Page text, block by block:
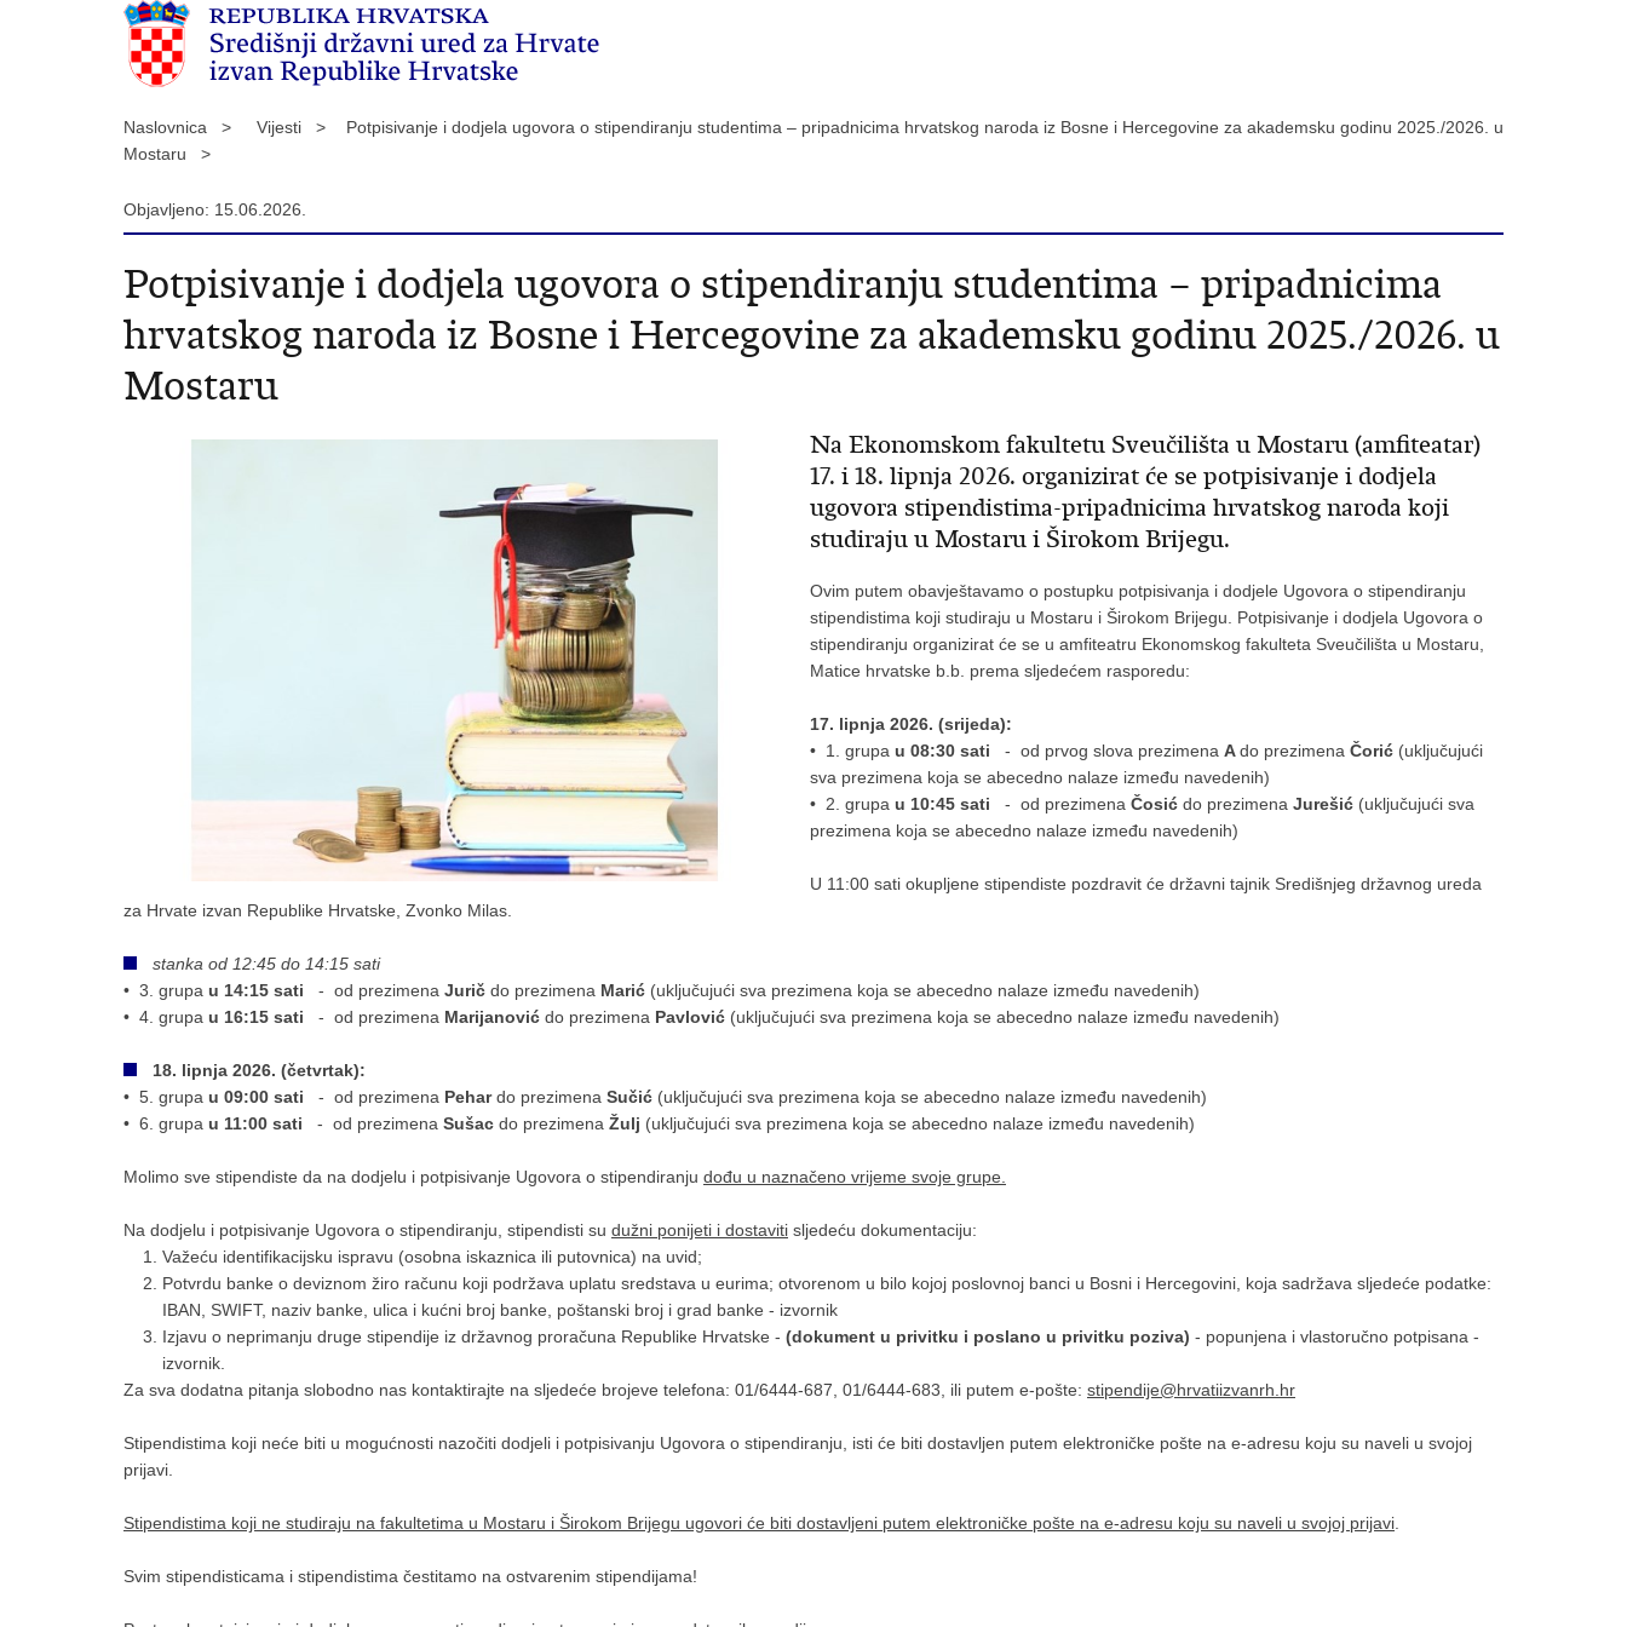
Naslovnica > Vijesti >
Potpisivanje i dodjela ugovora o stipendiranju studentima – pripadnicima hrvatskog naroda iz Bosne i Hercegovine za akademsku godinu 2025./2026. u
Mostaru >
Objavljeno: 15.06.2026.
Potpisivanje i dodjela ugovora o stipendiranju studentima – pripadnicima
hrvatskog naroda iz Bosne i Hercegovine za akademsku godinu 2025./2026. u
Mostaru
Na Ekonomskom fakultetu Sveučilišta u Mostaru (amfiteatar)
17. i 18. lipnja 2026. organizirat će se potpisivanje i dodjela
ugovora stipendistima-pripadnicima hrvatskog naroda koji
studiraju u Mostaru i Širokom Brijegu.
Ovim putem obavještavamo o postupku potpisivanja i dodjele Ugovora o stipendiranju
stipendistima koji studiraju u Mostaru i Širokom Brijegu. Potpisivanje i dodjela Ugovora o
stipendiranju organizirat će se u amfiteatru Ekonomskog fakulteta Sveučilišta u Mostaru,
Matice hrvatske b.b. prema sljedećem rasporedu:
17. lipnja 2026. (srijeda):
• 1. grupau 08:30 sati - od prvog slova prezimenaAdo prezimenaČorić (uključujući
sva prezimena koja se abecedno nalaze između navedenih)
• 2. grupau 10:45 sati - od prezimenaČosić do prezimenaJurešić (uključujući sva
prezimena koja se abecedno nalaze između navedenih)
U 11:00 sati okupljene stipendiste pozdravit će državni tajnik Središnjeg državnog ureda
za Hrvate izvan Republike Hrvatske, Zvonko Milas.
stanka od 12:45 do 14:15 sati
• 3. grupa u 14:15 sati - od prezimena Jurič do prezimena Marić (uključujući sva prezimena koja se abecedno nalaze između navedenih)
• 4. grupa u 16:15 sati - od prezimena Marijanović do prezimena Pavlović (uključujući sva prezimena koja se abecedno nalaze između navedenih)
18. lipnja 2026. (četvrtak):
• 5. grupa u 09:00 sati - od prezimena Pehardo prezimena Sučić (uključujući sva prezimena koja se abecedno nalaze između navedenih)
• 6. grupa u 11:00 sati - od prezimena Sušac do prezimena Žulj (uključujući sva prezimena koja se abecedno nalaze između navedenih)
Molimo sve stipendiste da na dodjelu i potpisivanje Ugovora o stipendiranju dođu u naznačeno vrijeme svoje grupe.
Na dodjelu i potpisivanje Ugovora o stipendiranju, stipendisti su dužni ponijeti i dostaviti sljedeću dokumentaciju:
Važeću identifikacijsku ispravu (osobna iskaznica ili putovnica) na uvid;
Potvrdu banke o deviznom žiro računu koji podržava uplatu sredstava u eurima; otvorenom u bilo kojoj poslovnoj banci u Bosni i Hercegovini, koja sadržava sljedeće podatke:
IBAN, SWIFT, naziv banke, ulica i kućni broj banke, poštanski broj i grad banke - izvornik
Izjavu o neprimanju druge stipendije iz državnog proračuna Republike Hrvatske - (dokument u privitku i poslano u privitku poziva) - popunjena i vlastoručno potpisana -
izvornik.
Za sva dodatna pitanja slobodno nas kontaktirajte na sljedeće brojeve telefona: 01/6444-687, 01/6444-683, ili putem e-pošte: stipendije@hrvatiizvanrh.hr
Stipendistima koji neće biti u mogućnosti nazočiti dodjeli i potpisivanju Ugovora o stipendiranju, isti će biti dostavljen putem elektroničke pošte na e-adresu koju su naveli u svojoj
prijavi.
Stipendistima koji ne studiraju na fakultetima u Mostaru i Širokom Brijegu ugovori će biti dostavljeni putem elektroničke pošte na e-adresu koju su naveli u svojoj prijavi
Svim stipendisticama i stipendistima čestitamo na ostvarenim stipendijama!